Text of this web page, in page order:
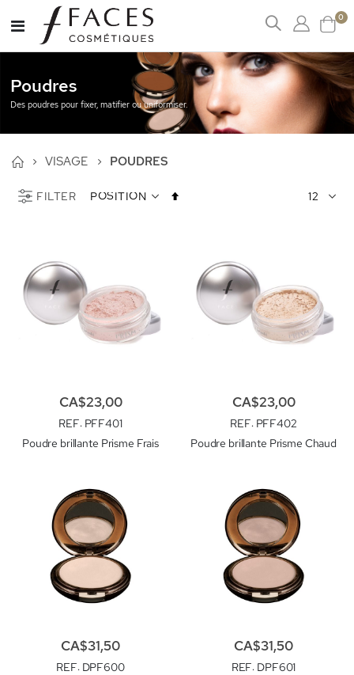
Cart
0
Affichage
navigation
Poudres
Des poudres pour fixer, matifier ou uniformiser.
VISAGE POUDRES
FILTER
Par
REF: PFF401
Poudre brillante Prisme Frais
CA$23,00
REF: PFF402
Poudre brillante Prisme Chaud
CA$23,00
REF: DPF600
CA$31,50
REF: DPF601
CA$31,50